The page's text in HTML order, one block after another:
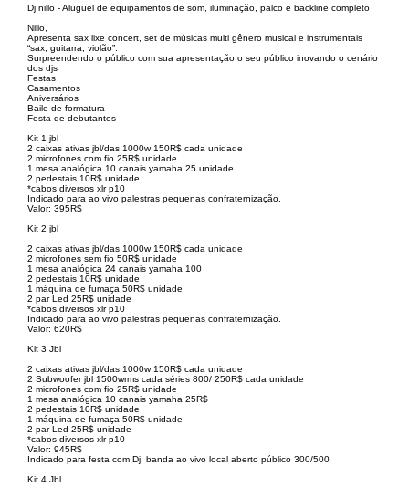
Dj nillo - Aluguel de equipamentos de som, iluminação, palco e backline completo
Nillo,
Apresenta sax lixe concert, set de músicas multi gênero musical e instrumentais
“sax, guitarra, violão”.
Surpreendendo o público com sua apresentação o seu público inovando o cenário
dos djs
Festas
Casamentos
Aniversários
Baile de formatura
Festa de debutantes
Kit 1 jbl
2 caixas ativas jbl/das 1000w 150R$ cada unidade
2 microfones com fio 25R$ unidade
1 mesa analógica 10 canais yamaha 25 unidade
2 pedestais 10R$ unidade
*cabos diversos xlr p10
Indicado para ao vivo palestras pequenas confraternização.
Valor: 395R$
Kit 2 jbl
2 caixas ativas jbl/das 1000w 150R$ cada unidade
2 microfones sem fio 50R$ unidade
1 mesa analógica 24 canais yamaha 100
2 pedestais 10R$ unidade
1 máquina de fumaça 50R$ unidade
2 par Led 25R$ unidade
*cabos diversos xlr p10
Indicado para ao vivo palestras pequenas confraternização.
Valor: 620R$
Kit 3 Jbl
2 caixas ativas jbl/das 1000w 150R$ cada unidade
2 Subwoofer jbl 1500wrms cada séries 800/ 250R$ cada unidade
2 microfones com fio 25R$ unidade
1 mesa analógica 10 canais yamaha 25R$
2 pedestais 10R$ unidade
1 máquina de fumaça 50R$ unidade
2 par Led 25R$ unidade
*cabos diversos xlr p10
Valor: 945R$
Indicado para festa com Dj, banda ao vivo local aberto público 300/500
Kit 4 Jbl